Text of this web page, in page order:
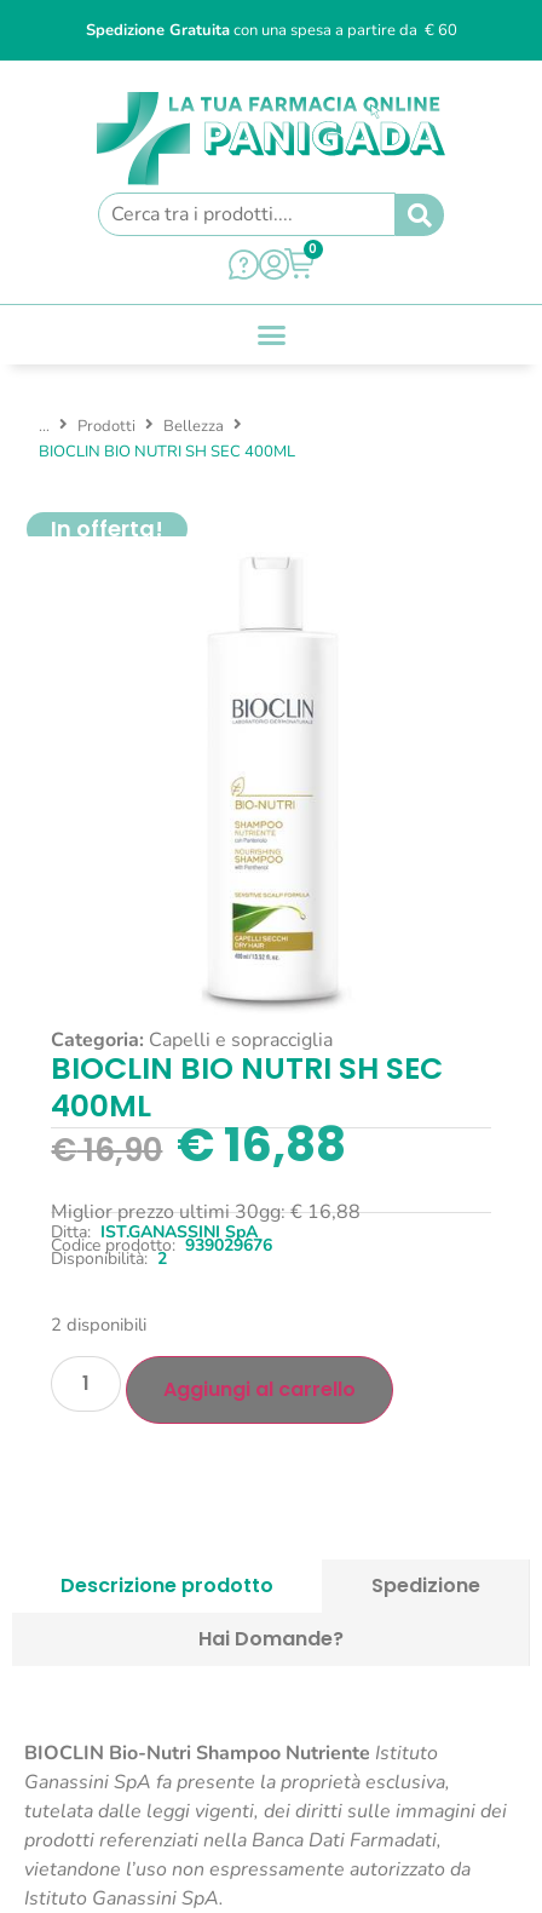
Spedizione Gratuitacon una spesa a partire da € 60
0
... Prodotti
Bellezza
BIOCLIN BIO NUTRI SH SEC 400ML
In offerta!
Categoria: Capelli e sopracciglia
BIOCLIN BIO NUTRI SH SEC
400ML
€16,90 €16,88
Miglior prezzo ultimi 30gg:€16,88
Ditta: IST.GANASSINI SpA
Codice prodotto: 939029676
Disponibilità: 2
2 disponibili
Aggiungi al carrello
Descrizione prodotto
Spedizione
Hai Domande?
BIOCLIN Bio-Nutri Shampoo Nutriente Istituto
Ganassini SpA fa presente la proprietà esclusiva,
tutelata dalle leggi vigenti, dei diritti sulle immagini dei
prodotti referenziati nella Banca Dati Farmadati,
vietandone l’uso non espressamente autorizzato da
Istituto Ganassini SpA.